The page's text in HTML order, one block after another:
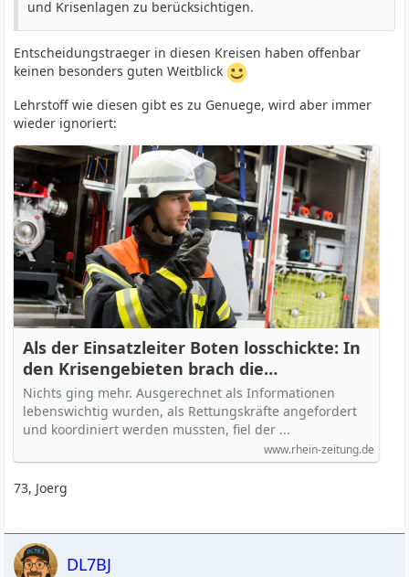
und Krisenlagen zu berücksichtigen.
Entscheidungstraeger in diesen Kreisen haben offenbar
keinen besonders guten Weitblick
Lehrstoff wie diesen gibt es zu Genuege, wird aber immer
wieder ignoriert:
Als der Einsatzleiter Boten losschickte: In
den Krisengebieten brach die
Kommunikation zusammen
Nichts ging mehr. Ausgerechnet als Informationen
lebenswichtig wurden, als Rettungskräfte angefordert
und koordiniert werden mussten, fiel der ...
www.rhein-zeitung.de
73, Joerg
DL7BJ